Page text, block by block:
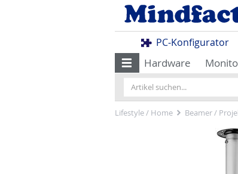
PC-Konfigurator
Hardware
Lifestyle / Home Beamer /